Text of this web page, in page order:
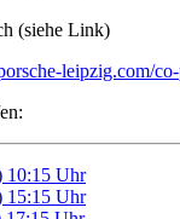
(siehe Link)
leipzig.com/
10:15 Uhr
15:15 Uhr